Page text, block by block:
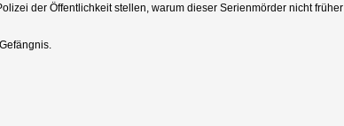
der Öffentlichkeit stellen, warum dieser Serienmörder nicht früher